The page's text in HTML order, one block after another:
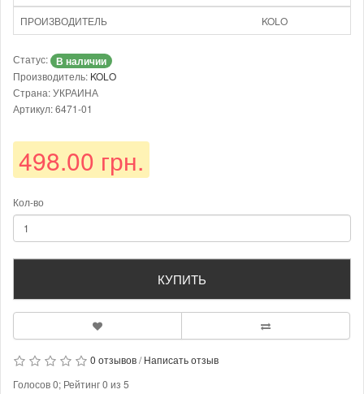
ПРОИЗВОДИТЕЛЬ KOLO
Статус: В наличии
Производитель: KOLO
Страна: УКРАИНА
Артикул: 6471-01
498.00 грн.
Кол-во
КУПИТЬ
0 отзывов/Написать отзыв
Голосов0; Рейтинг0 из 5